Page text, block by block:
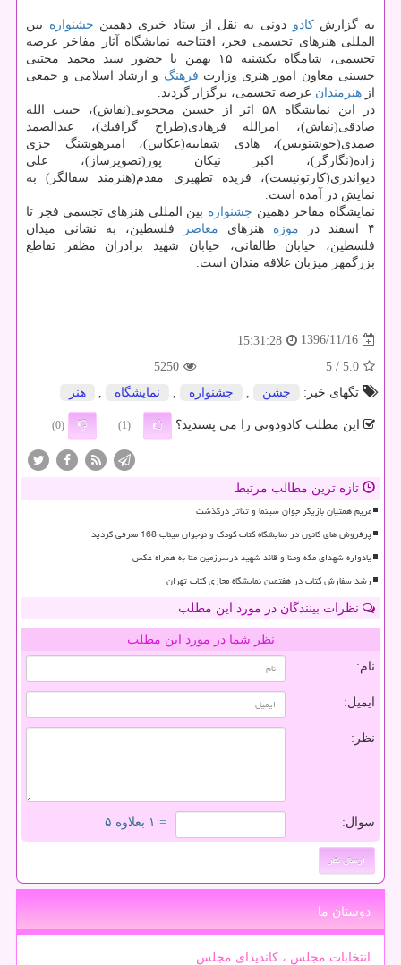
به گزارشكادو دونی به نقل از ستاد خبری دهمین جشنواره بین
المللی هنرهای تجسمی فجر، افتتاحیه نمایشگاه آثار مفاخر عرصه
تجسمی، شامگاه یكشنبه ۱۵ بهمن با حضور سید محمد مجتبی
حسینی معاون امور هنری وزارت فرهنگ و ارشاد اسلامی و جمعی
از هنرمندان عرصه تجسمی، برگزار گردید.
در این نمایشگاه ۵۸ اثر از حسین محجوبی(نقاش)، حبیب الله
صادقی(نقاش)، امرالله فرهادی(طراح گرافیك)، عبدالصمد
صمدی(خوشنویس)، هادی شفاییه(عكاس)، امیرهوشنگ جزی
زاده(نگارگر)، اكبر نیكان پور(تصویرساز)، علی
دیواندری(كارتونیست)، فریده تطهیری مقدم(هنرمند سفالگر) به
نمایش در آمده است.
نمایشگاه مفاخر دهمین جشنواره بین المللی هنرهای تجسمی فجر تا
۴ اسفند در
موزه هنرهای معاصر
فلسطین، به نشانی میدان
فلسطین، خیابان طالقانی، خیابان شهید برادران مظفر تقاطع
بزرگمهر میزبان علاقه مندان است.
1396/11/16
15:31:28
5.0
/ 5
5250
تگهای خبر:
جشن جشنواره نمایشگاه هنر
این مطلب کادودونی را می پسندید؟ (1)
(0)
تازه ترین مطالب مرتبط
مریم همتیان بازیگر جوان سینما و تئاتر درگذشت
پرفروش های کانون در نمایشگاه کتاب کودک و نوجوان میناب 168 معرفی گردید
یادواره شهدای مکه ومنا و قائد شهید درسرزمین منا به همراه عکس
رشد سفارش کتاب در هفتمین نمایشگاه مجازی کتاب تهران
نظرات بینندگان در مورد این مطلب
نظر شما در مورد این مطلب
نام:
ایمیل:
نظر:
سوال: = ۱ بعلاوه ۵
دوستان ما
انتخابات مجلس ، کاندیدای مجلس